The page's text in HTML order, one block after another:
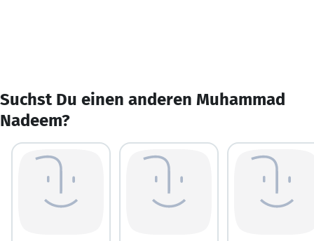
Suchst Du einen anderen Muhammad
Nadeem?